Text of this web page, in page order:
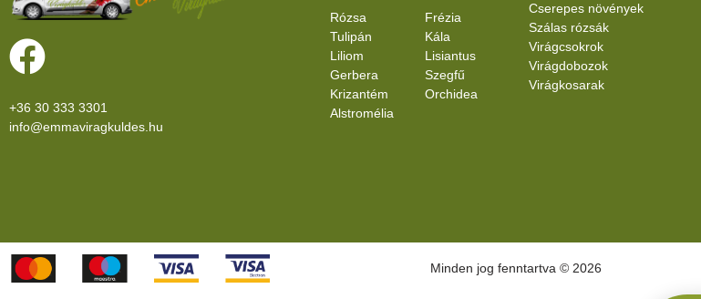
+36 30 333 3301
info@emmaviragkuldes.hu
Rózsa
Tulipán
Liliom
Gerbera
Krizantém
Alstromélia
Frézia
Kála
Lisiantus
Szegfű
Orchidea
Cserepes növények
Szálas rózsák
Virágcsokrok
Virágdobozok
Virágkosarak
Minden jog fenntartva © 2026